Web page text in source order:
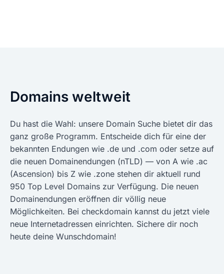
Domains weltweit
Du hast die Wahl: unsere Domain Suche bietet dir das
ganz große Programm. Entscheide dich für eine der
bekannten Endungen wie .de und .com oder setze auf
die neuen Domainendungen (nTLD) — von A wie .ac
(Ascension) bis Z wie .zone stehen dir aktuell rund
950 Top Level Domains zur Verfügung. Die neuen
Domainendungen eröffnen dir völlig neue
Möglichkeiten. Bei checkdomain kannst du jetzt viele
neue Internetadressen einrichten. Sichere dir noch
heute deine Wunschdomain!